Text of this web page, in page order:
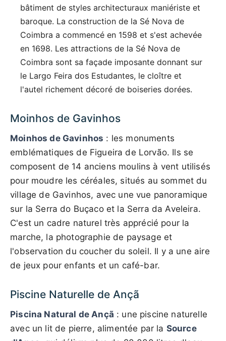
bâtiment de styles architecturaux maniériste et
baroque. La construction de la Sé Nova de
Coimbra a commencé en 1598 et s'est achevée
en 1698. Les attractions de la Sé Nova de
Coimbra sont sa façade imposante donnant sur
le Largo Feira dos Estudantes, le cloître et
l'autel richement décoré de boiseries dorées.
Moinhos de Gavinhos
Moinhos de Gavinhos : les monuments
emblématiques de Figueira de Lorvão. Ils se
composent de 14 anciens moulins à vent utilisés
pour moudre les céréales, situés au sommet du
village de Gavinhos, avec une vue panoramique
sur la Serra do Buçaco et la Serra da Aveleira.
C'est un cadre naturel très apprécié pour la
marche, la photographie de paysage et
l'observation du coucher du soleil. Il y a une aire
de jeux pour enfants et un café-bar.
Piscine Naturelle de Ançã
Piscina Natural de Ançã : une piscine naturelle
avec un lit de pierre, alimentée par la Source